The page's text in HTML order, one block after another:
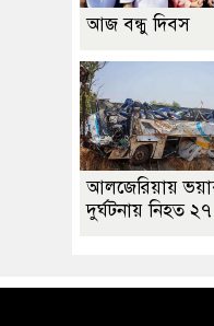
আজ বন্ধু দিবস
আলজেরিয়ায়
দুর্ঘটনায় নিহত ২৭